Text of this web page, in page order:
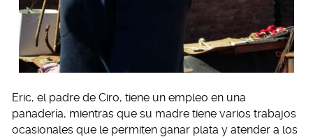
Eric, el padre de Ciro, tiene un empleo en una
panadería, mientras que su madre tiene varios trabajos
ocasionales que le permiten ganar plata y atender a los